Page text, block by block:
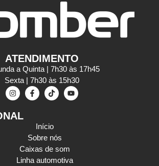
ATENDIMENTO
a Quinta | 7h30 às 17h45
Sexta | 7h30 às 15h30
Início
Sobre nós
Caixas de som
Linha automotiva